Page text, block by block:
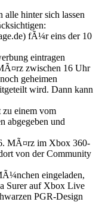
alle hinter sich lassen
fÃ¼r eins der 10
eintragen
zwischen 16 Uhr
geheimen
wird. Dann kann
einem vom
abgegeben und
MÃ¤rz im Xbox 360-
von der Community
eingeladen,
Surer auf Xbox Live
PGR-Design